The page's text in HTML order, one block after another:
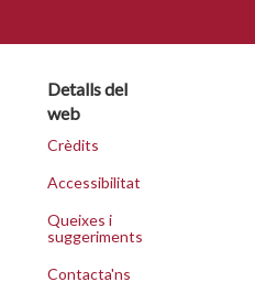
Detalls del
web
Crèdits
Accessibilitat
Queixes i
suggeriments
Contacta'ns